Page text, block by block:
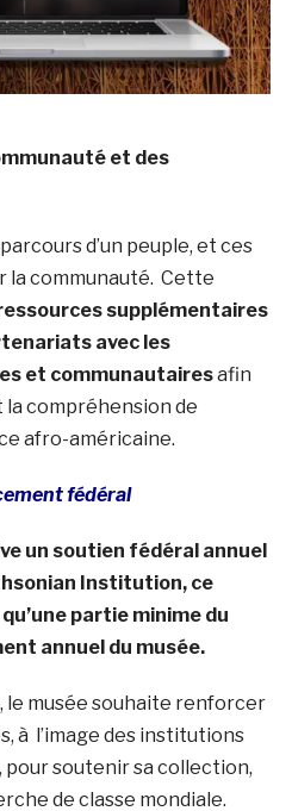
et des
d’un peuple, et ces
la communauté. Cette
supplémentaires
avec les
et communautairesafin
la compréhension de
afro-américaine.
fédéral
un soutien fédéral annuel
Institution, ce
partie minime du
annuel du musée.
le musée souhaite renforcer
à l’image des institutions
soutenir sa collection,
de classe mondiale.